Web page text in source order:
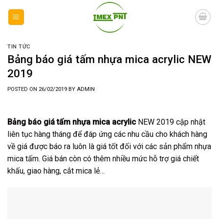
TIN TỨC
Bảng báo giá tấm nhựa mica acrylic NEW
2019
POSTED ON 26/02/2019 BY ADMIN
Bảng báo giá tấm nhựa mica acrylic NEW 2019 cập nhật
liên tục hàng tháng để đáp ứng các nhu cầu cho khách hàng
về giá được báo ra luôn là giá tốt đối với các sản phẩm nhựa
mica tấm. Giá bán còn có thêm nhiều mức hỗ trợ giá chiết
khấu, giao hàng, cắt mica lẻ…